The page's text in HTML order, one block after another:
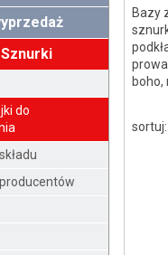
do
Bazy
boho,
sortuj: